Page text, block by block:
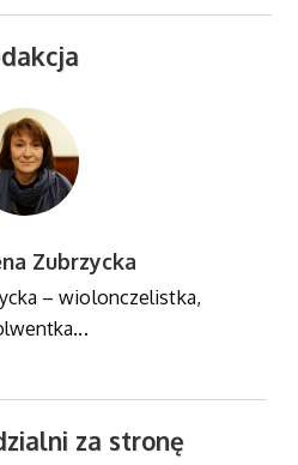
Zubrzycka
– wiolonczelistka,
za stronę